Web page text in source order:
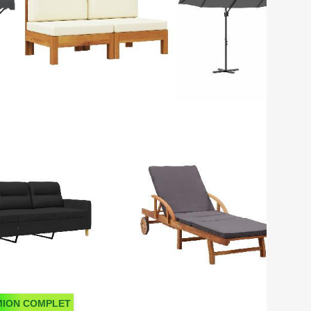
COMPLET